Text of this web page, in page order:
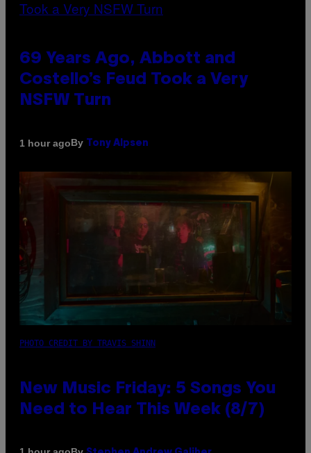
69 Years Ago, Abbott and
Costello’s Feud Took a Very
NSFW Turn
1 hour agoBy Tony Alpsen
PHOTO CREDIT BY TRAVIS SHINN
New Music Friday: 5 Songs You
Need to Hear This Week (8/7)